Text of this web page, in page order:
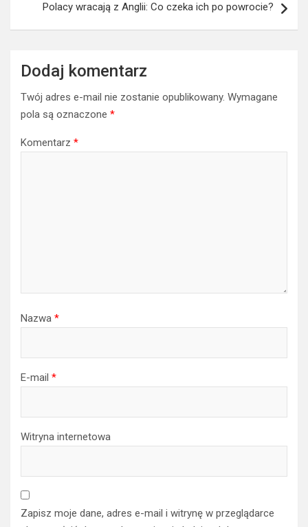
Polacy wracają z Anglii: Co czeka ich po powrocie?
Dodaj komentarz
Twój adres e-mail nie zostanie opublikowany. Wymagane
pola są oznaczone *
Komentarz *
Nazwa *
E-mail *
Witryna internetowa
Zapisz moje dane, adres e-mail i witrynę w przeglądarce